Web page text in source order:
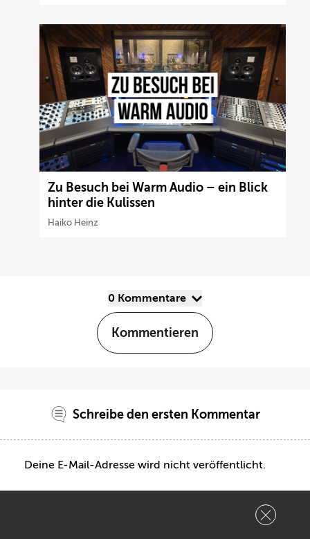
Zu Besuch bei Warm Audio – ein Blick
hinter die Kulissen
Haiko Heinz
0 Kommentare
Kommentieren
Schreibe den ersten Kommentar
Deine E-Mail-Adresse wird nicht veröffentlicht.